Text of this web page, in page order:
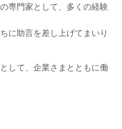
専門家として、多くの経験
に助言を差し上げてまいり
して、企業さまとともに働